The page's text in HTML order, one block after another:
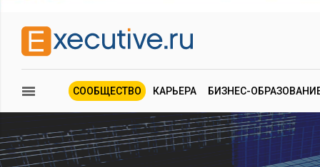
СООБЩЕСТВО КАРЬЕРА БИЗНЕС-